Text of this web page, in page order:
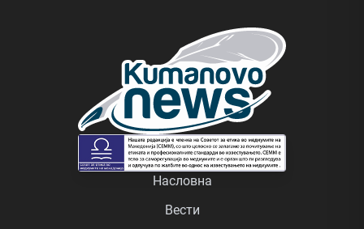
Насловна
Вести